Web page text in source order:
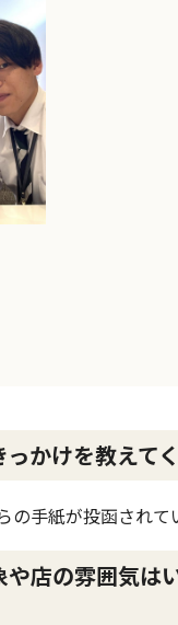
かけを教えて
の手紙が投函されて
や店の雰囲気は